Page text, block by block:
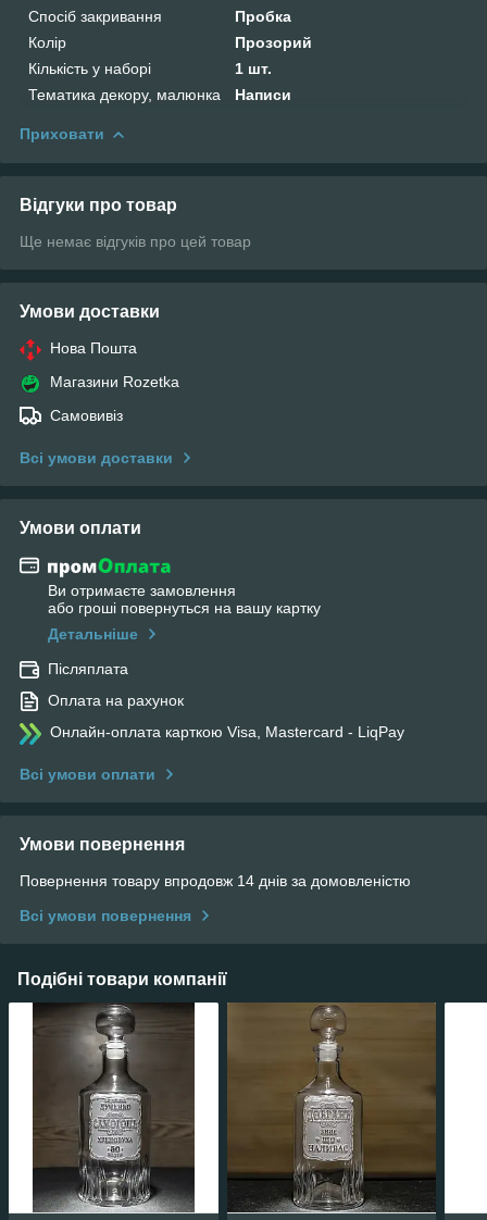
Спосіб закривання
Пробка
Колір
Прозорий
Кількість у наборі
1 шт.
Тематика декору, малюнка
Написи
Приховати
Відгуки про товар
Ще немає відгуків про цей товар
Умови доставки
Нова Пошта
Магазини Rozetka
Самовивіз
Всі умови доставки
Умови оплати
Ви отримаєте замовлення
або гроші повернуться на вашу картку
Детальніше
Післяплата
Оплата на рахунок
Онлайн-оплата карткою Visa, Mastercard - LiqPay
Всі умови оплати
Умови повернення
Повернення товару впродовж 14 днів за домовленістю
Всі умови повернення
Подібні товари компанії